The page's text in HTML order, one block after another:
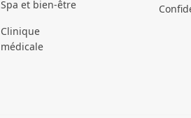
Spa et bien-être
Clinique
médicale